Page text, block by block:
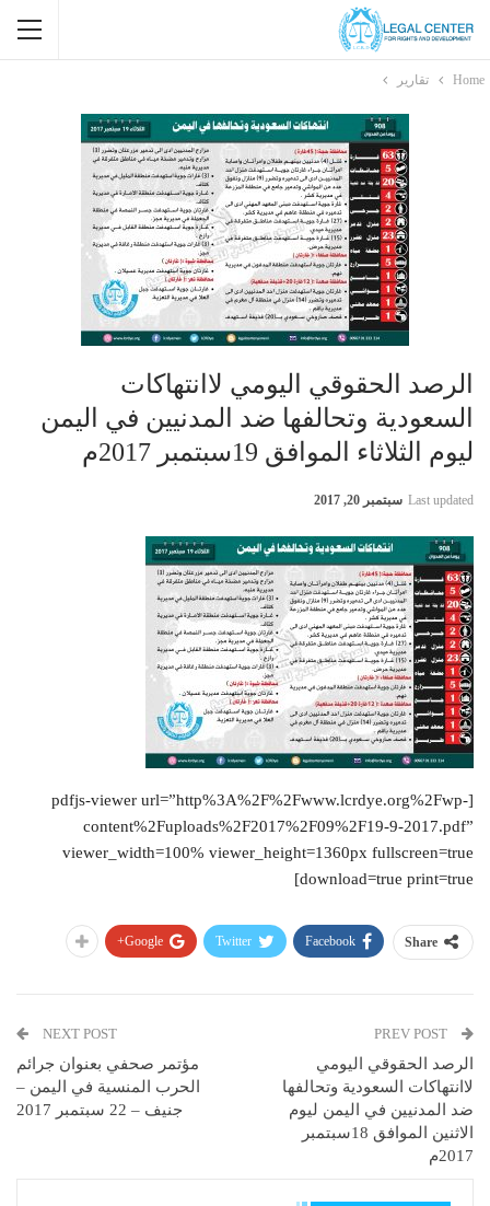
Home تقارير
الرصد الحقوقي اليومي لاانتهاكات
السعودية وتحالفها ضد المدنيين في اليمن
ليوم الثلاثاء الموافق 19سبتمبر 2017م
Last updated سبتمبر 20, 2017
[pdfjs-viewer url=”http%3A%2F%2Fwww.lcrdye.org%2Fwp-
content%2Fuploads%2F2017%2F09%2F19-9-2017.pdf”
viewer_width=100% viewer_height=1360px fullscreen=true
download=true print=true]
Share
Facebook
Twitter
Google+
الرصد الحقوقي اليومي
لاانتهاكات السعودية وتحالفها
ضد المدنيين في اليمن ليوم
الاثنين الموافق 18سبتمبر
2017م
NEXT POST
مؤتمر صحفي بعنوان جرائم
الحرب المنسية في اليمن –
جنيف – 22 سبتمبر 2017